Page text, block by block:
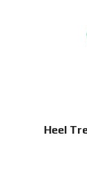
Heel